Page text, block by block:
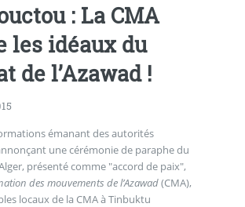
: La CMA
les idéaux du
de l’Azawad !
émanant des autorités
une cérémonie de paraphe du
présenté comme "accord de paix",
des mouvements de l’Azawad(CMA),
locaux de la CMA à Tinbuktu